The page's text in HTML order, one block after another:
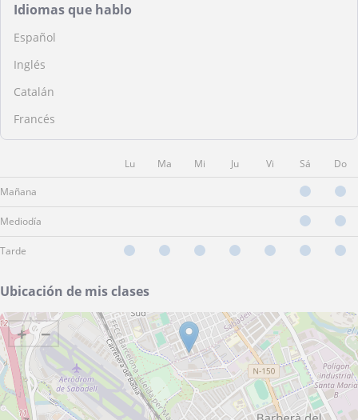
Idiomas que hablo
Español
Inglés
Catalán
Francés
Lu Ma Mi Ju Vi Sá Do
Mañana
Mediodía
Tarde
Ubicación de mis clases
+ −